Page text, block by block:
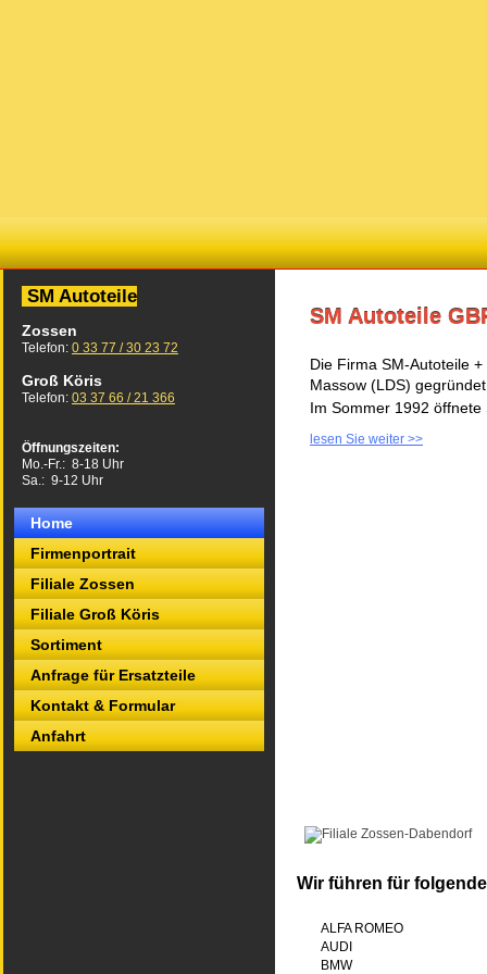
SM Autoteile
Zossen
Telefon: 0 33 77 / 30 23 72
Groß Köris
Telefon: 03 37 66 / 21 366
Öffnungszeiten:
Mo.-Fr.: 8-18 Uhr
Sa.: 9-12 Uhr
Home
Firmenportrait
Filiale Zossen
Filiale Groß Köris
Sortiment
Anfrage für Ersatzteile
Kontakt & Formular
Anfahrt
SM Autoteile
Die Firma SM-Autoteile
Massow (LDS)
Im Sommer 1992
lesen Sie weiter >>
Wir führen für
ALFA ROMEO
AUDI
BMW